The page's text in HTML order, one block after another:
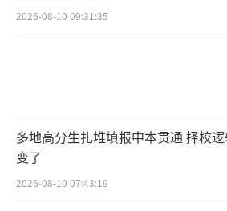
2026-08-10 09:31:35
多地高分生扎堆填报中本贯通 择校
变了
2026-08-10 07:43:19